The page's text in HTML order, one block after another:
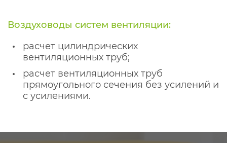
Воздуховоды систем вентиляции:
расчет цилиндрических
вентиляционных труб;
расчет вентиляционных труб
прямоугольного сечения без усилений и
с усилениями.